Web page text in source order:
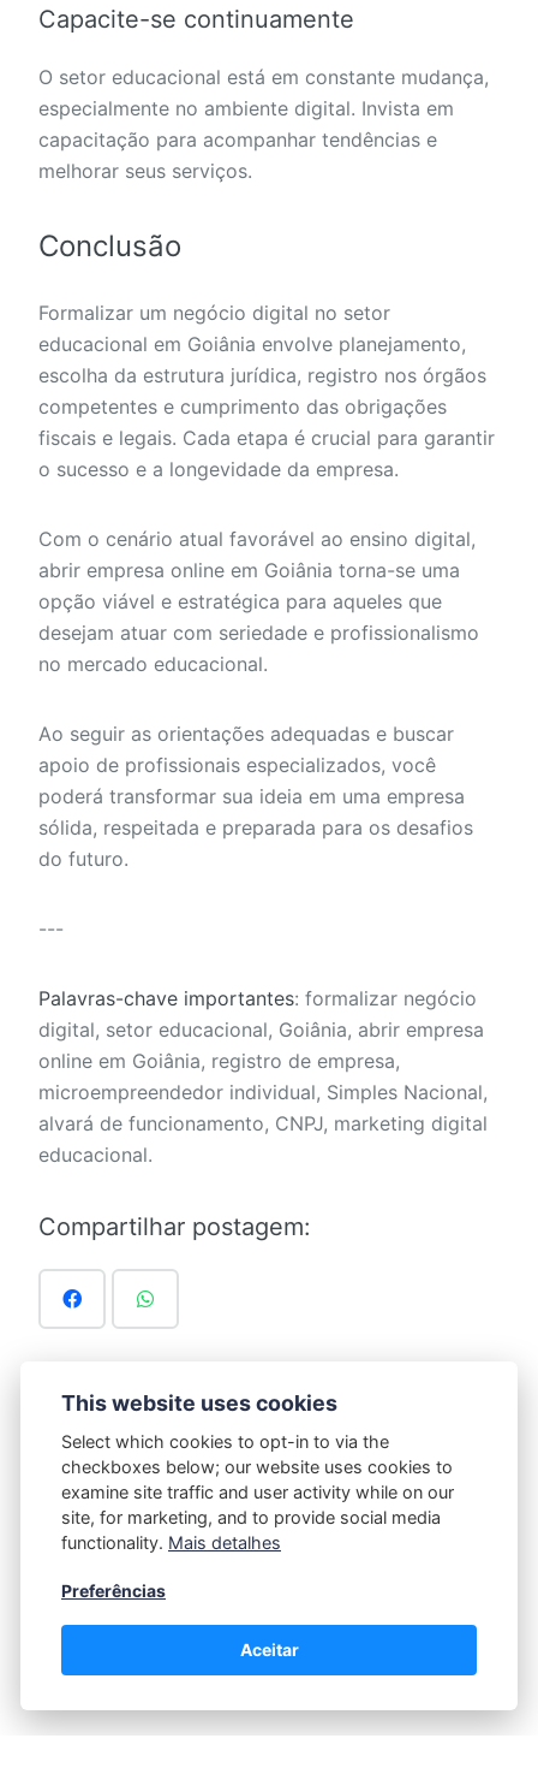
Capacite-se continuamente
O setor educacional está em constante mudança,
especialmente no ambiente digital. Invista em
capacitação para acompanhar tendências e
melhorar seus serviços.
Conclusão
Formalizar um negócio digital no setor
educacional em Goiânia envolve planejamento,
escolha da estrutura jurídica, registro nos órgãos
competentes e cumprimento das obrigações
fiscais e legais. Cada etapa é crucial para garantir
o sucesso e a longevidade da empresa.
Com o cenário atual favorável ao ensino digital,
abrir empresa online em Goiânia torna-se uma
opção viável e estratégica para aqueles que
desejam atuar com seriedade e profissionalismo
no mercado educacional.
Ao seguir as orientações adequadas e buscar
apoio de profissionais especializados, você
poderá transformar sua ideia em uma empresa
sólida, respeitada e preparada para os desafios
do futuro.
---
Palavras-chave importantes: formalizar negócio
digital, setor educacional, Goiânia, abrir empresa
online em Goiânia, registro de empresa,
microempreendedor individual, Simples Nacional,
alvará de funcionamento, CNPJ, marketing digital
educacional.
Compartilhar postagem:
Educação Financeira e Gestão de Recursos:
Prof Helena
This website uses cookies
Select which cookies to opt-in to via the
checkboxes below; our website uses cookies to
examine site traffic and user activity while on our
site, for marketing, and to provide social media
functionality. Mais detalhes
Preferências
Aceitar